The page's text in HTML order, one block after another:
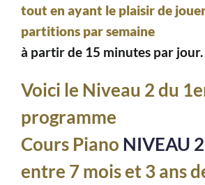
tout en ayant le plaisir de
partitions par semaine
à partir de 15 minutes par jour.
Voici le Niveau 2 du
programme
Cours Piano NIVEAU 2
entre 7 mois et 3 ans